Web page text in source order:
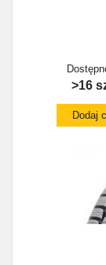
>16
Dodaj